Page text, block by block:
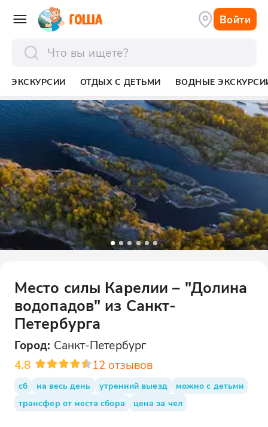
Войти
ЭКСКУРСИИ ОТДЫХ С ДЕТЬМИ ВОДНЫЕ
Место силы Карелии – "Долина
водопадов" из Санкт-
Петербурга
Город: Санкт-Петербург
4.8
12 отзывов
сб на весь день утренний выезд
можно с детьми
трансфер от места сбора
цена за чел